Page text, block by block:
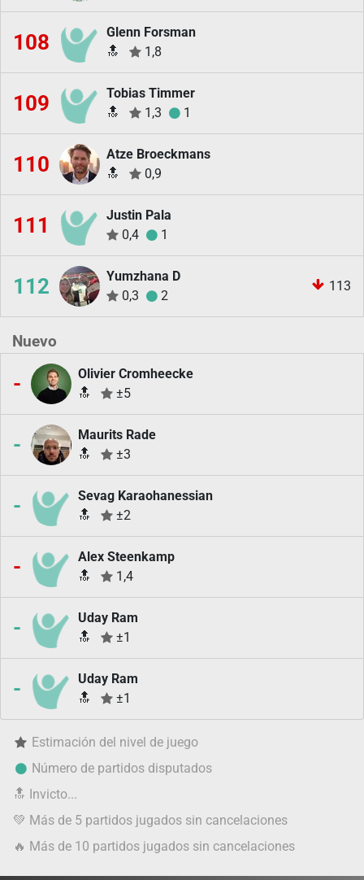
108
Glenn Forsman
🔝
1,8
109
Tobias Timmer
🔝
1,3 1
110
Atze Broeckmans
🔝
0,9
111
Justin Pala
0,4
1
112
Yumzhana D
0,3
2
113
Nuevo
-
Olivier Cromheecke
🔝
±5
-
Maurits Rade
🔝
±3
-
Sevag Karaohanessian
🔝
±2
-
Alex Steenkamp
🔝
1,4
-
Uday Ram
🔝
±1
-
Uday Ram
🔝
±1
Estimación del nivel de juego
Número de partidos disputados
🔝 Invicto...
💚 Más de 5 partidos jugados sin cancelaciones
🔥 Más de 10 partidos jugados sin cancelaciones